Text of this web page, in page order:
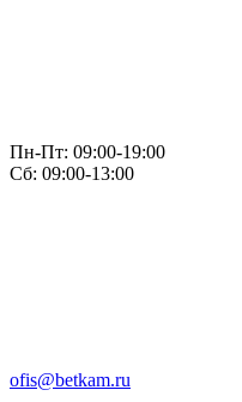
Пн-Пт: 09:00-19:00
Сб: 09:00-13:00
ofis@betkam.ru